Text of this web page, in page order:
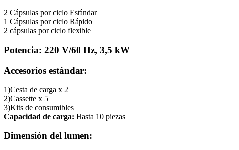
2 Cápsulas por ciclo Estándar
1 Cápsulas por ciclo Rápido
2 cápsulas por ciclo flexible
Potencia: 220 V/60 Hz, 3,5 kW
Accesorios estándar:
1)Cesta de carga x 2
2)Cassette x 5
3)Kits de consumibles
Capacidad de carga: Hasta 10 piezas
Dimensión del lumen: